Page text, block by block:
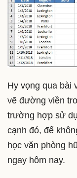
Hy vọng qua bài
vẽ đường viền
trường hợp sử
cạnh đó, để
học văn phòng
ngay hôm nay.